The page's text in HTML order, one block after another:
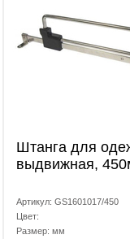
Штанга для
выдвижная,
Артикул: GS1601017/450
Цвет:
Размер: мм